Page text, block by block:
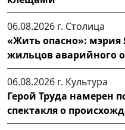
06.08.2026 г. Столица
«Жить опасно»: мэрия
жильцов аварийного
06.08.2026 г. Культура
Герой Труда намерен
спектакля о